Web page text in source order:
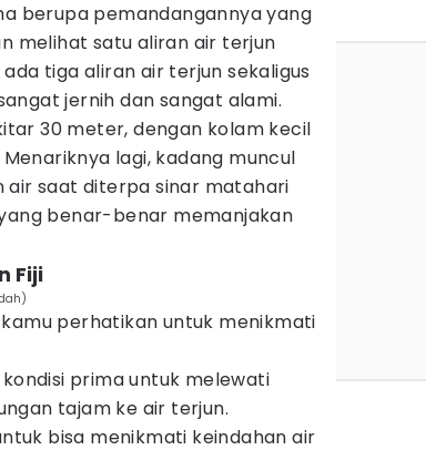
berupa pemandangannya yang
melihat satu aliran air terjun
tiga aliran air terjun sekaligus
jernih dan sangat alami.
30 meter, dengan kolam kecil
lagi, kadang muncul
saat diterpa sinar matahari
benar-benar memanjakan
Fiji
perhatikan untuk menikmati
prima untuk melewati
tajam ke air terjun.
bisa menikmati keindahan air